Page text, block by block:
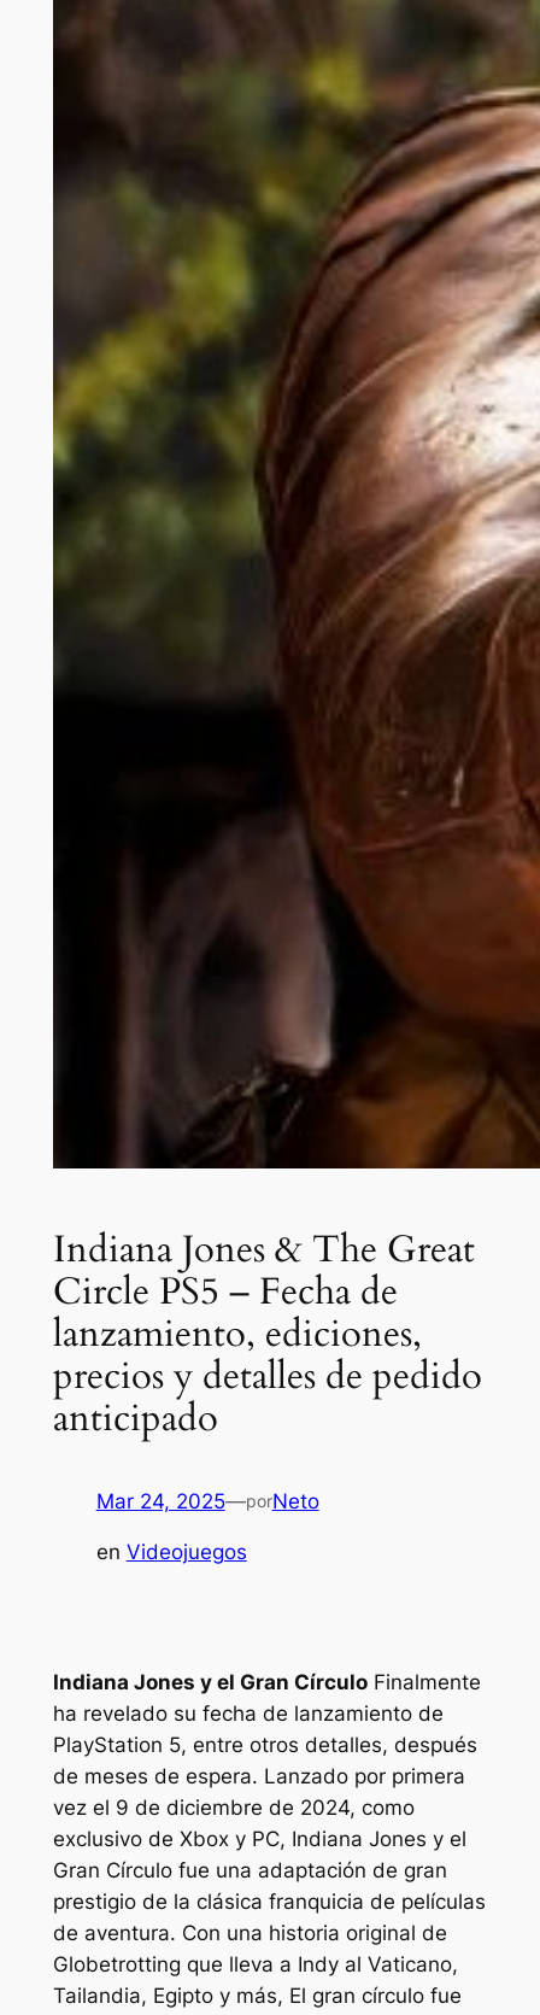
Indiana Jones & The Great
Circle PS5 – Fecha de
lanzamiento, ediciones,
precios y detalles de pedido
anticipado
Mar 24, 2025—porNeto
en Videojuegos
Indiana Jones y el Gran CírculoFinalmente
ha revelado su fecha de lanzamiento de
PlayStation 5, entre otros detalles, después
de meses de espera. Lanzado por primera
vez el 9 de diciembre de 2024, como
exclusivo de Xbox y PC, Indiana Jones y el
Gran Círculofue una adaptación de gran
prestigio de la clásica franquicia de películas
de aventura. Con una historia original de
Globetrotting que lleva a Indy al Vaticano,
Tailandia, Egipto y más, El gran círculofue